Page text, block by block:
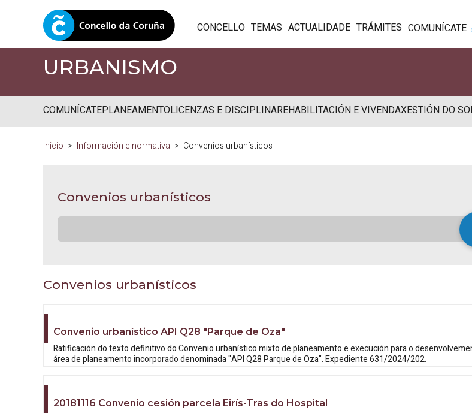
CONCELLO TEMAS ACTUALIDADE TRÁMITES COMUNÍCATE
URBANISMO
COMUNÍCATEPLANEAMENTOLICENZAS E DISCIPLINAREHABILITACIÓN E VIVENDAXESTIÓN DO
Inicio Información e normativa Convenios urbanísticos
Convenios urbanísticos
Convenios urbanísticos
Convenio urbanístico API Q28 "Parque de Oza"
Ratificación do texto definitivo do Convenio urbanístico mixto de planeamento e execución para o
área de planeamento incorporado denominada "API Q28 Parque de Oza". Expediente 631/2024/202.
20181116 Convenio cesión parcela Eirís-Tras do Hospital